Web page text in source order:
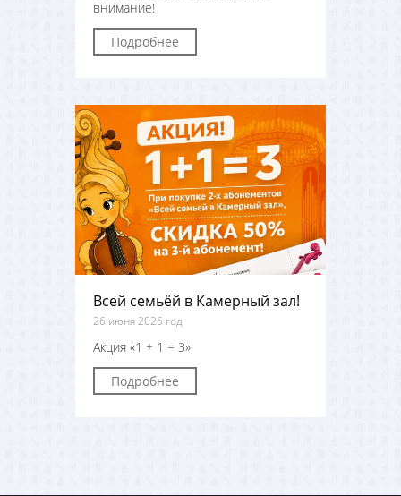
внимание!
Подробнее
Всей семьёй в Камерный зал!
26 июня 2026 год
Акция «1 + 1 = 3»
Подробнее